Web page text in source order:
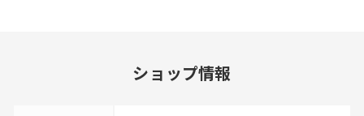
ショップ情報